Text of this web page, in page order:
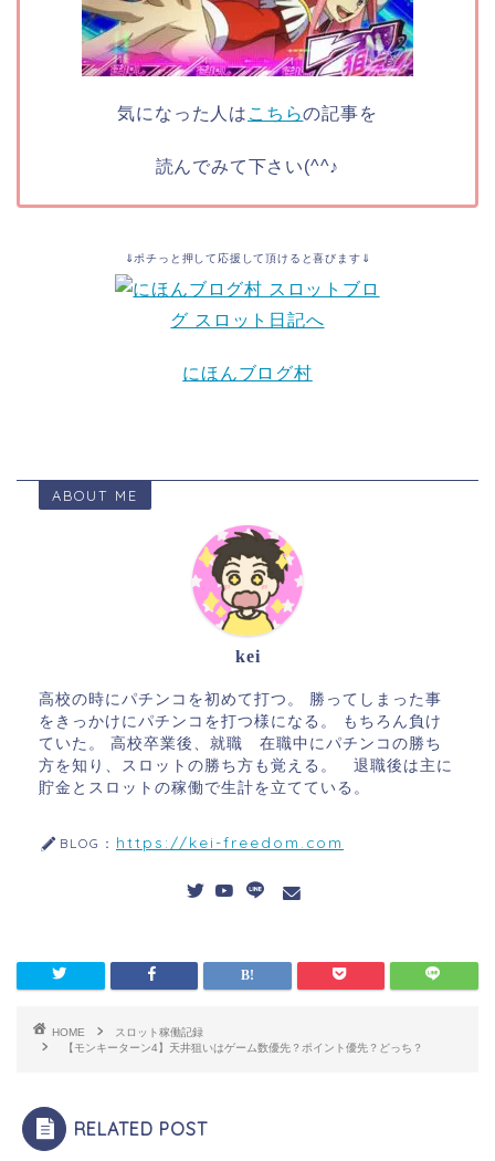
気になった人は こちらの記事を
読んでみて下さい(^^♪
⇓ポチっと押して応援して頂けると喜びます⇓
にほんブログ村
ABOUT ME
kei
高校の時にパチンコを初めて打つ。 勝ってしまった事
をきっかけにパチンコを打つ様になる。 もちろん負け
ていた。 高校卒業後、就職 在職中にパチンコの勝ち
方を知り、スロットの勝ち方も覚える。 退職後は主に
貯金とスロットの稼働で生計を立てている。
BLOG： https://kei-freedom.com
HOME
スロット稼働記録
【モンキーターン4】天井狙いはゲーム数優先？ポイント優先？どっち？
RELATED POST